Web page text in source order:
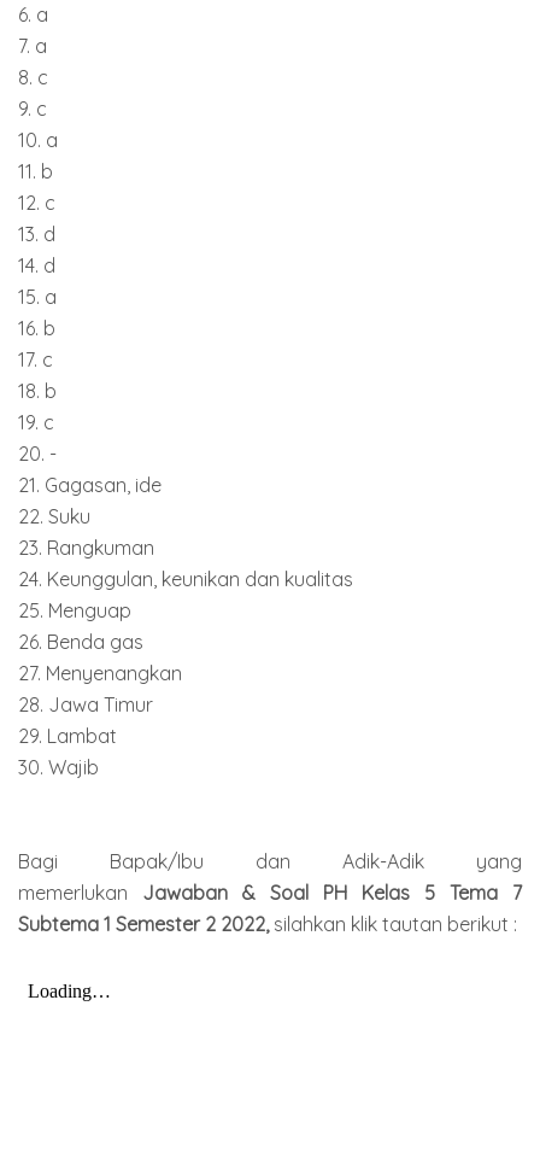
6. a
7. a
8. c
9. c
10. a
11. b
12. c
13. d
14. d
15. a
16. b
17. c
18. b
19. c
20. -
21. Gagasan, ide
22. Suku
23. Rangkuman
24. Keunggulan, keunikan dan kualitas
25. Menguap
26. Benda gas
27. Menyenangkan
28. Jawa Timur
29. Lambat
30. Wajib
Bagi Bapak/Ibu dan Adik-Adik yang
memerlukan Jawaban & Soal PH Kelas 5 Tema 7
Subtema 1 Semester 2 2022, silahkan klik tautan berikut :